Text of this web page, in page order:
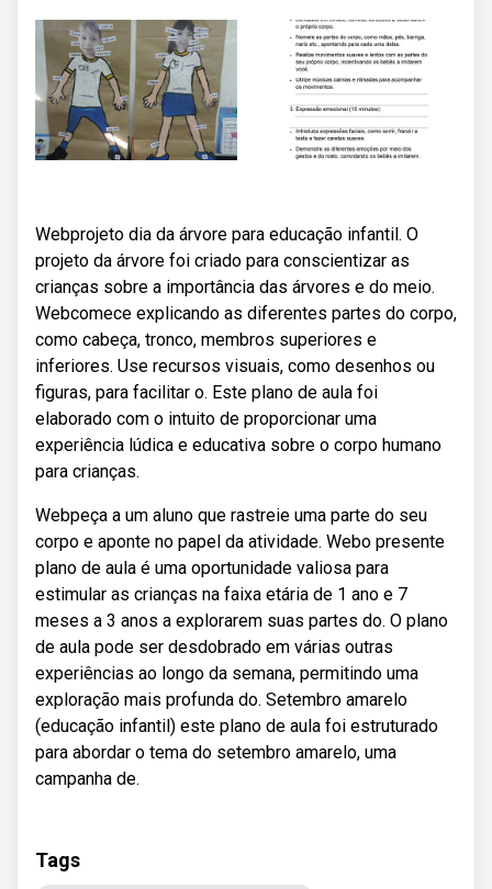
Webprojeto dia da árvore para educação infantil. O
projeto da árvore foi criado para conscientizar as
crianças sobre a importância das árvores e do meio.
Webcomece explicando as diferentes partes do corpo,
como cabeça, tronco, membros superiores e
inferiores. Use recursos visuais, como desenhos ou
figuras, para facilitar o. Este plano de aula foi
elaborado com o intuito de proporcionar uma
experiência lúdica e educativa sobre o corpo humano
para crianças.
Webpeça a um aluno que rastreie uma parte do seu
corpo e aponte no papel da atividade. Webo presente
plano de aula é uma oportunidade valiosa para
estimular as crianças na faixa etária de 1 ano e 7
meses a 3 anos a explorarem suas partes do. O plano
de aula pode ser desdobrado em várias outras
experiências ao longo da semana, permitindo uma
exploração mais profunda do. Setembro amarelo
(educação infantil) este plano de aula foi estruturado
para abordar o tema do setembro amarelo, uma
campanha de.
Tags